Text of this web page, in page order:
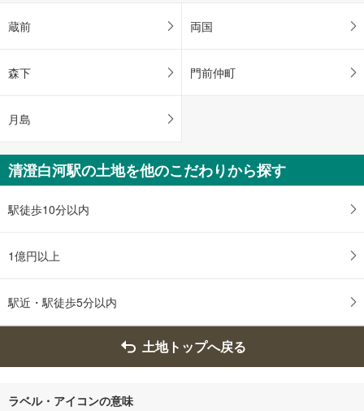
蔵前 両国
森下 門前仲町
月島
清澄白河駅の土地を他のこだわりから探す
駅徒歩10分以内
1億円以上
駅近・駅徒歩5分以内
土地トップへ戻る
ラベル・アイコンの意味